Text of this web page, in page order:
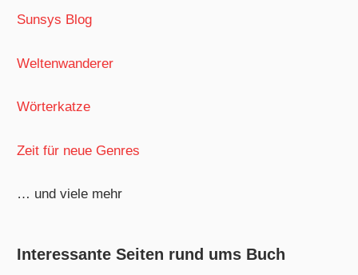
Sunsys Blog
Weltenwanderer
Wörterkatze
Zeit für neue Genres
… und viele mehr
Interessante Seiten rund ums Buch